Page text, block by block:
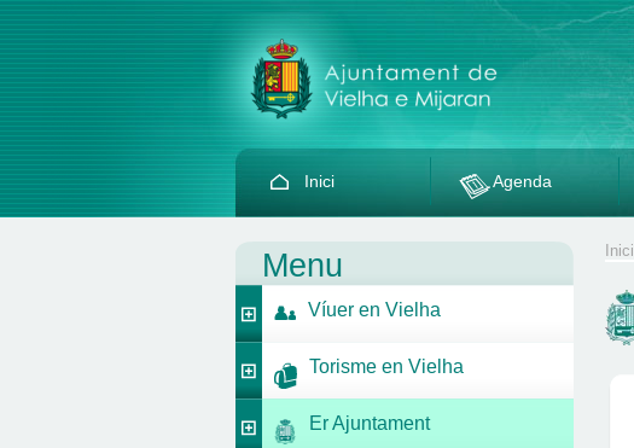
Inici Agenda
Menu
Víuer en Vielha
Torisme en Vielha
Er Ajuntament
Inici